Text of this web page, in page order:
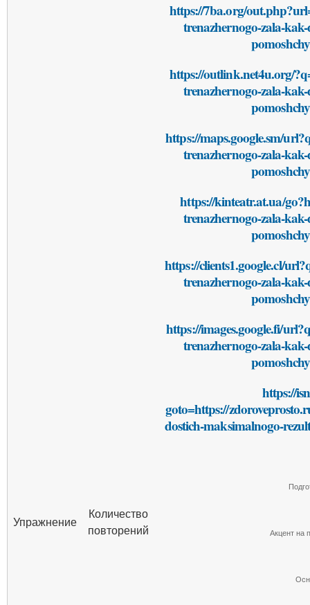
Упражнение
Количество
повторений
https://7ba.org/
trenazhernogo-zala-
https://outlink.net4u.org/
trenazhernogo-zala-
https://maps.google.sm/
trenazhernogo-zala-
https://kinteatr.at.ua/
trenazhernogo-zala-
https://clients1.google.cl/
trenazhernogo-zala-
https://images.google.fi/
trenazhernogo-zala-
https://
goto=https://
dostich-maksimalnogo-
Акцент на